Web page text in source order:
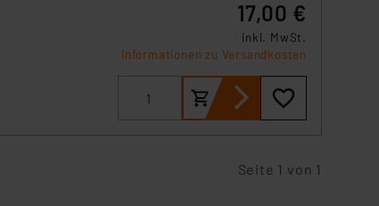
17,00 €
inkl. MwSt.
Informationen zu Versandkosten
Seite 1 von 1